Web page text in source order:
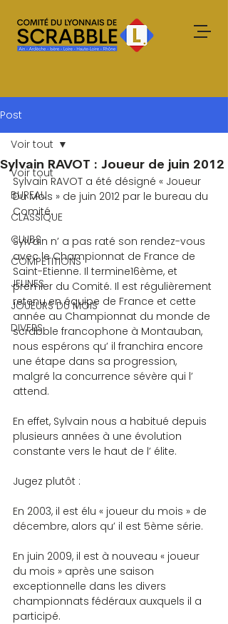
Post
Voir tout
BUREAU
CLASSIQUE
CLUBS
COMPETITIONS
JEUNES
JOUEURS DU MOIS
DIVERS
Voir tout
Sylvain RAVOT : Joueur de juin 2012
Sylvain RAVOT a été désigné « Joueur
Du Mois » de juin 2012 par le bureau du
Comité.
Sylvain n’ a pas raté son rendez-vous
avec le Championnat de France de
Saint-Etienne. Il termine16ème, et
premier du Comité. Il est régulièrement
retenu en équipe de France et cette
année au Championnat du monde de
scrabble francophone à Montauban,
nous espérons qu’ il franchira encore
une étape dans sa progression,
malgré la concurrence sévère qui l’
attend.
En effet, Sylvain nous a habitué depuis
plusieurs années à une évolution
constante vers le haut de l’ élite.
Jugez plutôt :
En 2003, il est élu « joueur du mois » de
décembre, alors qu’ il est 5ème série.
En juin 2009, il est à nouveau « joueur
du mois » après une saison
exceptionnelle dans les divers
championnats fédéraux auxquels il a
participé.